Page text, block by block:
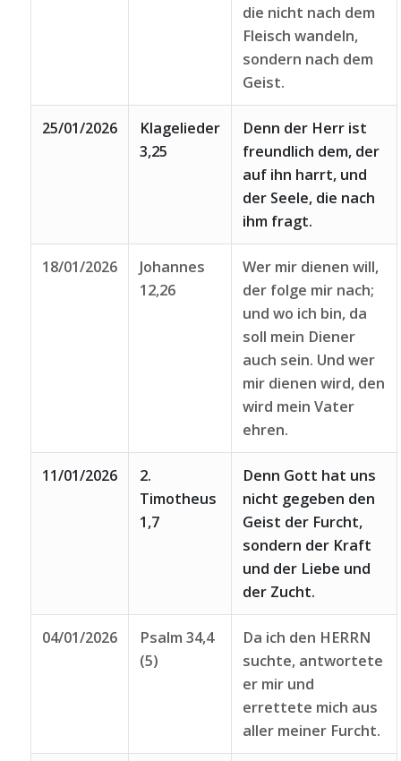
die nicht nach dem
Fleisch wandeln,
sondern nach dem
Geist.
25/01/2026
Klagelieder
3,25
Denn der Herr ist
freundlich dem, der
auf ihn harrt, und
der Seele, die nach
ihm fragt.
18/01/2026
Johannes
12,26
Wer mir dienen will,
der folge mir nach;
und wo ich bin, da
soll mein Diener
auch sein. Und wer
mir dienen wird, den
wird mein Vater
ehren.
11/01/2026
2.
Timotheus
1,7
Denn Gott hat uns
nicht gegeben den
Geist der Furcht,
sondern der Kraft
und der Liebe und
der Zucht.
04/01/2026
Psalm 34,4
(5)
Da ich den HERRN
suchte, antwortete
er mir und
errettete mich aus
aller meiner Furcht.